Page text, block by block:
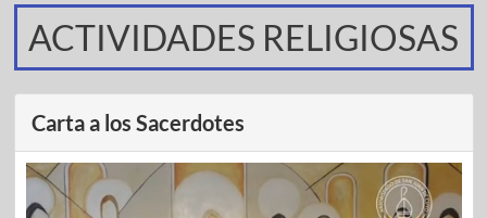
ACTIVIDADES RELIGIOSAS
Carta a los Sacerdotes